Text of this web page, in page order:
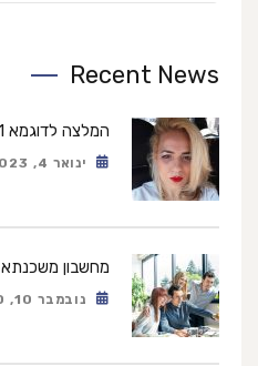
Recent News
המלצה לדוגמא 1
ינואר 4, 2023
מחשבון משכנתא
נובמבר 10, 2020